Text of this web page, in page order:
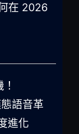
在 2026
語音革
進化